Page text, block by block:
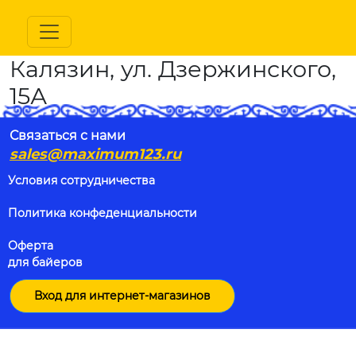
Калязин, ул. Дзержинского,
15А
Связаться с нами
sales@maximum123.ru
Условия сотрудничества
Политика конфеденциальности
Оферта
для байеров
Вход для интернет-магазинов